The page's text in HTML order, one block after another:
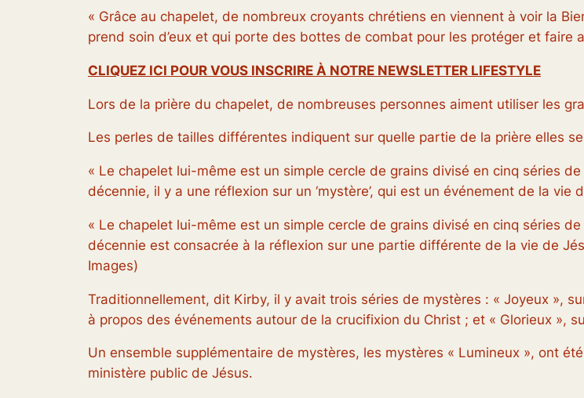
« Grâce au chapelet, de nombreux croyants chrétiens en viennent à voir la
prend soin d’eux et qui porte des bottes de combat pour les protéger et faire
CLIQUEZ ICI POUR VOUS INSCRIRE À NOTRE NEWSLETTER LIFESTYLE
Lors de la prière du chapelet, de nombreuses personnes aiment utiliser les
Les perles de tailles différentes indiquent sur quelle partie de la prière elles
« Le chapelet lui-même est un simple cercle de grains divisé en cinq séries
décennie, il y a une réflexion sur un ‘mystère’, qui est un événement de la vie
« Le chapelet lui-même est un simple cercle de grains divisé en cinq séries
décennie est consacrée à la réflexion sur une partie différente de la vie de
Images)
Traditionnellement, dit Kirby, il y avait trois séries de mystères : « Joyeux »,
à propos des événements autour de la crucifixion du Christ ; et « Glorieux »,
Un ensemble supplémentaire de mystères, les mystères « Lumineux », ont
ministère public de Jésus.